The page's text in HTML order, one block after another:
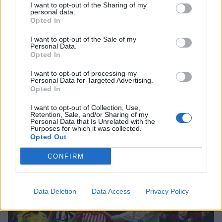
I want to opt-out of the Sharing of my
personal data.
Opted In
I want to opt-out of the Sale of my
Personal Data.
Opted In
I want to opt-out of processing my
Personal Data for Targeted Advertising.
Opted In
I want to opt-out of Collection, Use,
Retention, Sale, and/or Sharing of my
Personal Data that Is Unrelated with the
Purposes for which it was collected.
Opted Out
CONFIRM
Data Deletion Data Access Privacy Policy
Γιώτα Κηπουρού: Επιστρέφει τελικά
Γιώργου Λιάγκα;
SHOWBIZ
Μαρία Ηλιάκη: Η προσωπική νίκη
διάσπαση προσοχής μετά την
εγκυμοσύνη
Ο Light ποζάρει μαζί με τη σύζυγο
και τον 10 μηνών γιο τους στις
πρώτες καλοκαιρινές διακοπές τους.
Τουρίστας επιχείρησε να χρηματίσει υπάλληλο
επιχείρησης για του επιτρέψει να ασελγήσει σε
ανήλικη